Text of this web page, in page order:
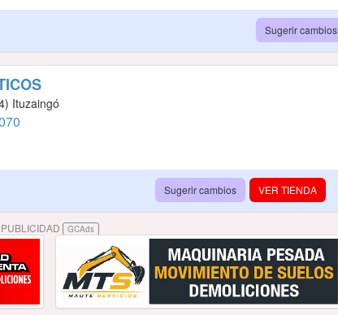
Sugerir cambios
Ituzaingó
VER TIENDA
Sugerir cambios
PUBLICIDAD GCAds